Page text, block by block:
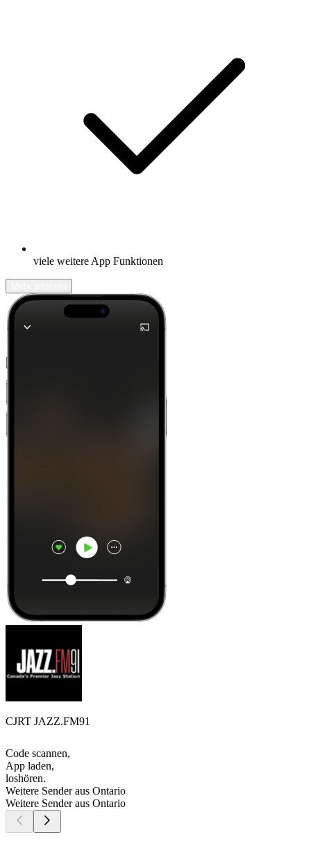
viele weitere App Funktionen
CJRT JAZZ.FM91
Code scannen,
App laden,
loshören.
Weitere Sender aus Ontario
Weitere Sender aus Ontario